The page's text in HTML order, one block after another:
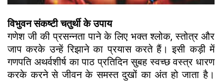
विभुवन संकष्टी चतुर्थी के उपाय
गणेश जी की प्रसन्नता पाने के लिए भक्त श्लोक, स्तोत्र और
जाप करके उन्हें रिझाने का प्रयास करते हैं। इसी कड़ी में
गणपति अथर्वशीर्ष का पाठ प्रतिदिन सुबह स्वच्छ वस्त्र धारण
करके करने से जीवन के समस्त दुखों का अंत हो जाता है।